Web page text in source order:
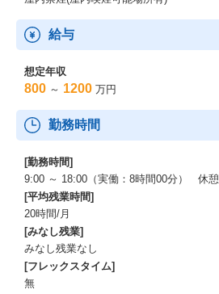
このエキサイティングな成長を加速させ
ンに共感し、共に未来を切り拓いてくれ
迎します！
イオンネクストの挑戦を支える、圧倒的
イオンネクストの挑戦は、イオングルー
これらが、私たちのオンラインマーケッ
を明るく照らす力です。
ーーー圧倒的な顧客基盤と事業スケール
2024年2月末現在、売上高9.5兆円超、
誇るイオングループ。
この揺るぎない基盤が、私たちの事業成
す。
給与
想定年収
800 ～ 1200 万円
勤務時間
[勤務時間]
9:00 ～ 18:00（実働：8時間00分） 休
[平均残業時間]
20時間/月
[みなし残業]
みなし残業なし
[フレックスタイム]
無